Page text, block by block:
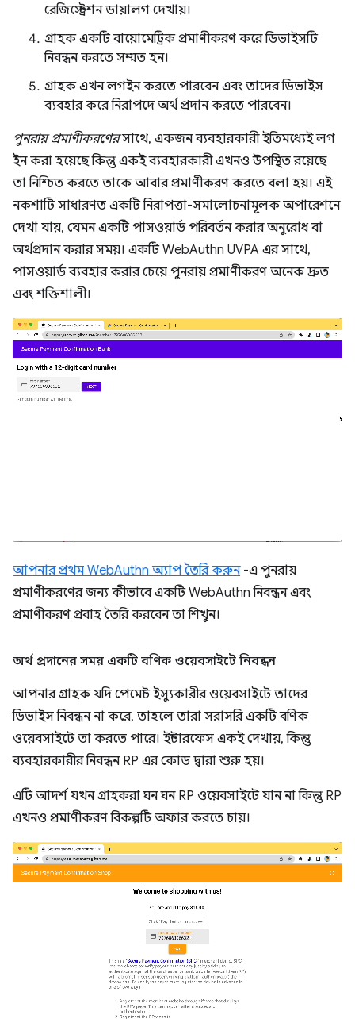
রেজিস্ট্রেশন ডায়ালগ দেখায়।
গ্রাহক একটি বায়োমেট্রিক প্রমাণীকরণ করে ডিভাইসটি
নিবন্ধন করতে সম্মত হন।
গ্রাহক এখন লগইন করতে পারবেন এবং তাদের ডিভাইস
ব্যবহার করে নিরাপদে অর্থ প্রদান করতে পারবেন।
পুনরায় প্রমাণীকরণেরসাথে, একজন ব্যবহারকারী ইতিমধ্যেই লগ
ইন করা হয়েছে কিন্তু একই ব্যবহারকারী এখনও উপস্থিত রয়েছে
তা নিশ্চিত করতে তাকে আবার প্রমাণীকরণ করতে বলা হয়। এই
নকশাটি সাধারণত একটি নিরাপত্তা-সমালোচনামূলক অপারেশনে
দেখা যায়, যেমন একটি পাসওয়ার্ড পরিবর্তন করার অনুরোধ বা
অর্থপ্রদান করার সময়। একটি WebAuthn UVPA এর সাথে,
পাসওয়ার্ড ব্যবহার করার চেয়ে পুনরায় প্রমাণীকরণ অনেক দ্রুত
এবং শক্তিশালী।
আপনার প্রথম WebAuthn অ্যাপ তৈরি করুন-এ পুনরায়
প্রমাণীকরণের জন্য কীভাবে একটি WebAuthn নিবন্ধন এবং
প্রমাণীকরণ প্রবাহ তৈরি করবেন তা শিখুন।
অর্থ প্রদানের সময় একটি বণিক ওয়েবসাইটে নিবন্ধন
আপনার গ্রাহক যদি পেমেন্ট ইস্যুকারীর ওয়েবসাইটে তাদের
ডিভাইস নিবন্ধন না করে, তাহলে তারা সরাসরি একটি বণিক
ওয়েবসাইটে তা করতে পারে। ইন্টারফেস একই দেখায়, কিন্তু
ব্যবহারকারীর নিবন্ধন RP এর কোড দ্বারা শুরু হয়।
এটি আদর্শ যখন গ্রাহকরা ঘন ঘন RP ওয়েবসাইটে যান না কিন্তু RP
এখনও প্রমাণীকরণ বিকল্পটি অফার করতে চায়।